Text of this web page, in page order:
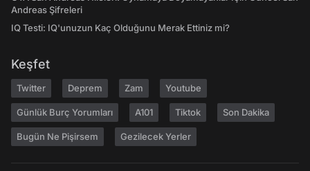
Andreas Şifreleri
IQ Testi: IQ'unuzun Kaç Olduğunu Merak Ettiniz mi?
Keşfet
Twitter Deprem Zam Youtube
Günlük Burç Yorumları A101 Tiktok Son Dakika
Bugün Ne Pişirsem Gezilecek Yerler